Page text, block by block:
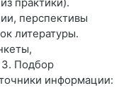
перспективы
литературы.
Подбор
информации: